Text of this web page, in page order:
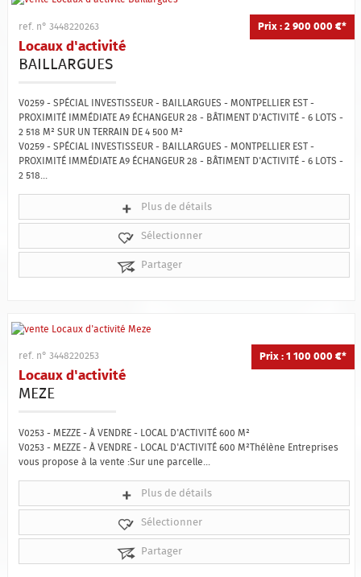
Prix : 2 900 000 €*
ref. n° 3448220263
Locaux d'activité
BAILLARGUES
V0259 - SPÉCIAL INVESTISSEUR - BAILLARGUES - MONTPELLIER EST -
PROXIMITÉ IMMÉDIATE A9 ÉCHANGEUR 28 - BÂTIMENT D'ACTIVITÉ - 6 LOTS -
2 518 M² SUR UN TERRAIN DE 4 500 M²
V0259 - SPÉCIAL INVESTISSEUR - BAILLARGUES - MONTPELLIER EST -
PROXIMITÉ IMMÉDIATE A9 ÉCHANGEUR 28 - BÂTIMENT D'ACTIVITÉ - 6 LOTS -
2 518...
Plus de détails
Sélectionner
Partager
Prix : 1 100 000 €*
ref. n° 3448220253
Locaux d'activité
MEZE
V0253 - MEZZE - À VENDRE - LOCAL D'ACTIVITÉ 600 M²
V0253 - MEZZE - À VENDRE - LOCAL D'ACTIVITÉ 600 M²Thélène Entreprises
vous propose à la vente :Sur une parcelle...
Plus de détails
Sélectionner
Partager